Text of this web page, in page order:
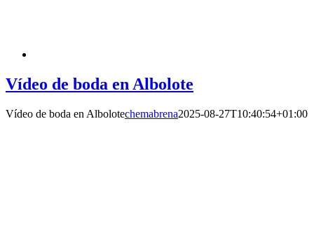
Vídeo de boda en Albolote
Vídeo de boda en Albolotechemabrena2025-08-27T10:40:54+01:00